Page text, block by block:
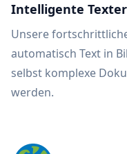
Intelligente
Unsere
automatisch Text in
selbst komplexe
werden.